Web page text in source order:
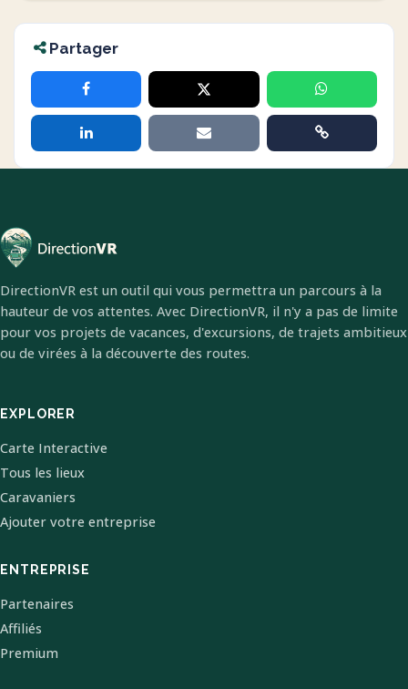
Partager
DirectionVR est un outil qui vous permettra un parcours à la
hauteur de vos attentes. Avec DirectionVR, il n'y a pas de limite
pour vos projets de vacances, d'excursions, de trajets ambitieux
ou de virées à la découverte des routes.
EXPLORER
Carte Interactive
Tous les lieux
Caravaniers
Ajouter votre entreprise
ENTREPRISE
Partenaires
Affiliés
Premium